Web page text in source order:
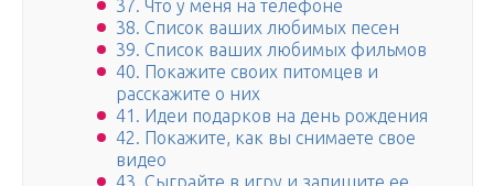
37. Что у меня на телефоне
38. Список ваших любимых песен
39. Список ваших любимых фильмов
40. Покажите своих питомцев и
расскажите о них
41. Идеи подарков на день рождения
42. Покажите, как вы снимаете свое
видео
43. Сыграйте в игру и запишите ее